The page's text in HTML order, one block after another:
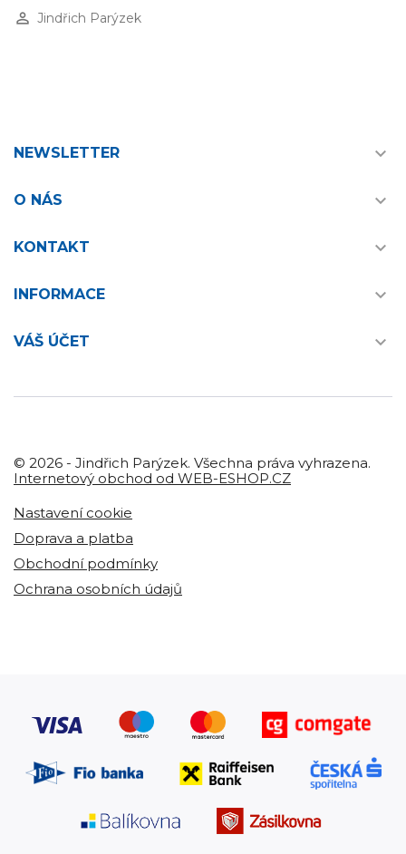
perm_identity Jindřich Parýzek
NEWSLETTER 
O NÁS 
KONTAKT 
INFORMACE 
VÁŠ ÚČET 
© 2026 - Jindřich Parýzek. Všechna práva vyhrazena.
Internetový obchod od WEB-ESHOP.CZ
Nastavení cookie
Doprava a platba
Obchodní podmínky
Ochrana osobních údajů